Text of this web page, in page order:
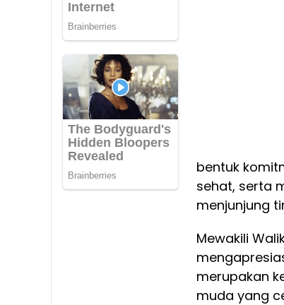
bentuk
sehat, serta
menjunjung
Mewakili
merupakan
muda yang